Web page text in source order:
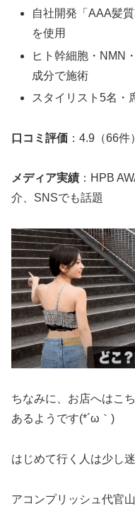
自社開発「AAA髪
を使用
ヒト幹細胞・NMN
成分で施術
スタイリスト5名・
口コミ評価 ：4.9（66件）
メディア実績 ：HPB
介、SNSでも話題
ちなみに、お店へはこ
あるようです(*´ω｀)
はじめて行く人は少し
アコンプリッシュ代官